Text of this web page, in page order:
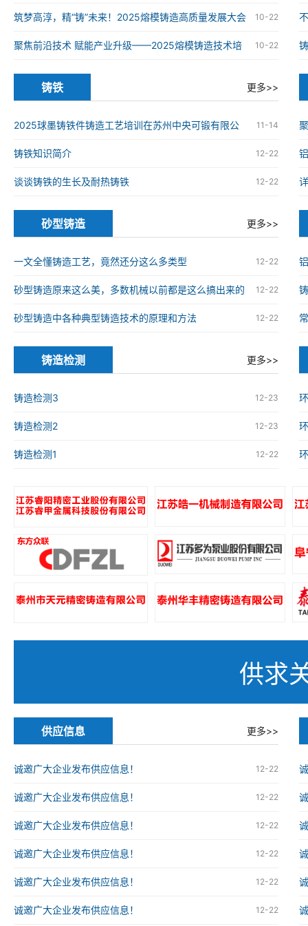
铸造高质量发展大会在南京举办 10-22
筑梦高淳，精“铸”未来！2025熔模铸造高质量发展大会
在南京高淳成功举办 10-22
聚焦前沿技术 赋能产业升级——2025熔模铸造技术培
训班在南京高淳成功举办
铸铁 更多>>
11-14
2025球墨铸铁件铸造工艺培训在苏州中央可锻有限公
司成功举办 12-22
铸铁知识简介
12-22
谈谈铸铁的生长及耐热铸铁
砂型铸造 更多>>
12-22
一文全懂铸造工艺，竟然还分这么多类型
12-22
砂型铸造原来这么美，多数机械以前都是这么搞出来的
12-22
砂型铸造中各种典型铸造技术的原理和方法
铸造检测 更多>>
12-23
铸造检测3
12-23
铸造检测2
12-22
铸造检测1
供求
供应信息 更多>>
12-22
诚邀广大企业发布供应信息！
12-22
诚邀广大企业发布供应信息！
12-22
诚邀广大企业发布供应信息！
12-22
诚邀广大企业发布供应信息！
12-22
诚邀广大企业发布供应信息！
12-22
诚邀广大企业发布供应信息！